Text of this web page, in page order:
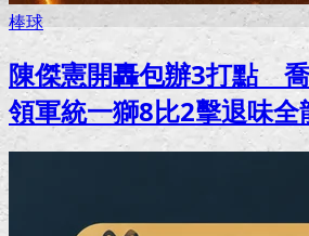
棒球
陳傑憲開轟包辦3打點
領軍統一獅8比2擊退味全